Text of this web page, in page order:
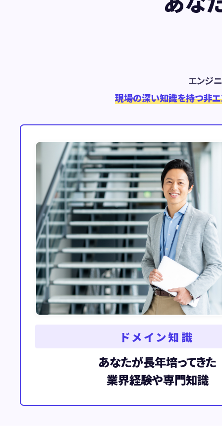
エンジ
現場の深い知識を持つ非
ドメイン知識
あなたが長年培ってきた
業界経験や専門知識